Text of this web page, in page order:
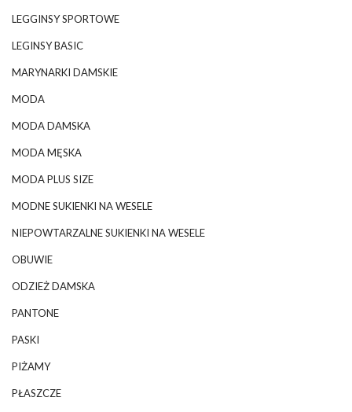
LEGGINSY SPORTOWE
LEGINSY BASIC
MARYNARKI DAMSKIE
MODA
MODA DAMSKA
MODA MĘSKA
MODA PLUS SIZE
MODNE SUKIENKI NA WESELE
NIEPOWTARZALNE SUKIENKI NA WESELE
OBUWIE
ODZIEŻ DAMSKA
PANTONE
PASKI
PIŻAMY
PŁASZCZE